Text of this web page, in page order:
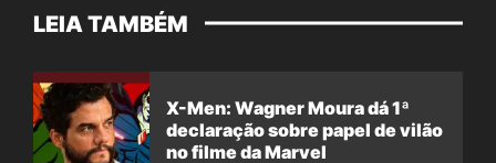
LEIA TAMBÉM
X-Men: Wagner Moura dá 1ª
declaração sobre papel de vilão
no filme da Marvel